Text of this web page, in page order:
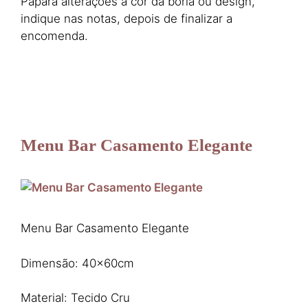
indique nas notas, depois de finalizar a
encomenda.
Menu Bar Casamento Elegante
Menu Bar Casamento Elegante
Dimensão: 40x60cm
Material: Tecido Cru